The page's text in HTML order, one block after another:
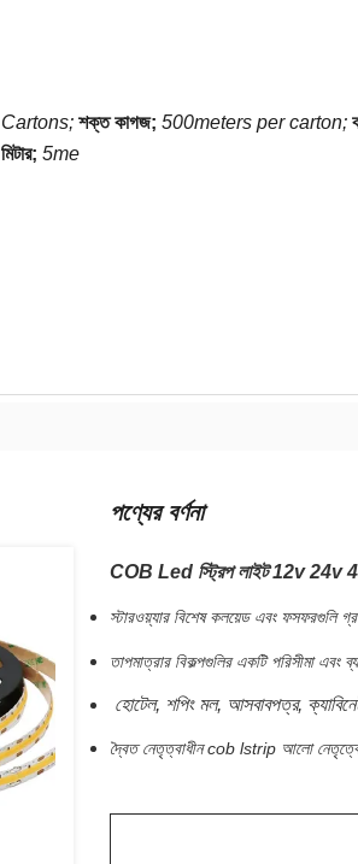
Cartons; শক্ত কাগজ; 500meters per carton;
মিটার; 5me
পণ্যের বর্ণনা
COB Led স্ট্রিপ লাইট 12v 24v
স্টারওয়্যার বিশেষ কলয়েড এবং ফসফরগুলি
তাপমাত্রার বিকল্পগুলির একটি পরিসীমা
হোটেল, শপিং মল, আসবাবপত্র,
দ্বৈত নেতৃত্বাধীন cob lstrip আলো নেতৃত্বে